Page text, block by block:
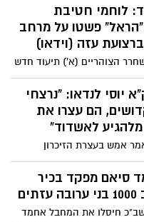
קהילתיות של יוצאי אתיופיה
הקהילה וחיזוק הקשר אל
החקלאים של העמותה
הקטנות המוקצות
במערב גדרה
לוחמי חטיבת
"הראל" פשטו על מרחב
עזה (וידאו)
הצוהריים (א') תיעוד חדש
בה נראים לוחמי חטיבת
כשהם פושטים על מרחב
עזה, משמידים אויב
צפו
יוסי לנדאו: "נרצחי
הם עצרו את
לאשדוד"
אמש בעצרת הזיכרון
זק"א יוסי לנדאו שטיפל
מנרצחי המסיבה ואחרים
המתקפה הרצחנית על יישובי
סיאם מפקד בכיר
חיסלו את המחבל אחמד